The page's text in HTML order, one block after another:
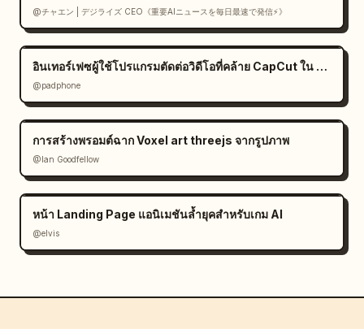
@チャエン | デジライズ CEO《重要AIニュースを毎日最速で発信⚡️》
อินเทอร์เฟซผู้ใช้โปรแกรมตัดต่อวิดีโอที่คล้าย CapCut ใน Gemini
@padphone
การสร้างพรอมต์ฉาก Voxel art threejs จากรูปภาพ
@Ian Goodfellow
หน้า Landing Page แอนิเมชันล้ำยุคสำหรับเกม AI
@elvis